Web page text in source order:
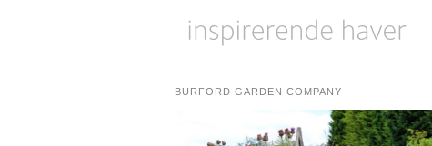
BURFORD GARDEN COMPANY